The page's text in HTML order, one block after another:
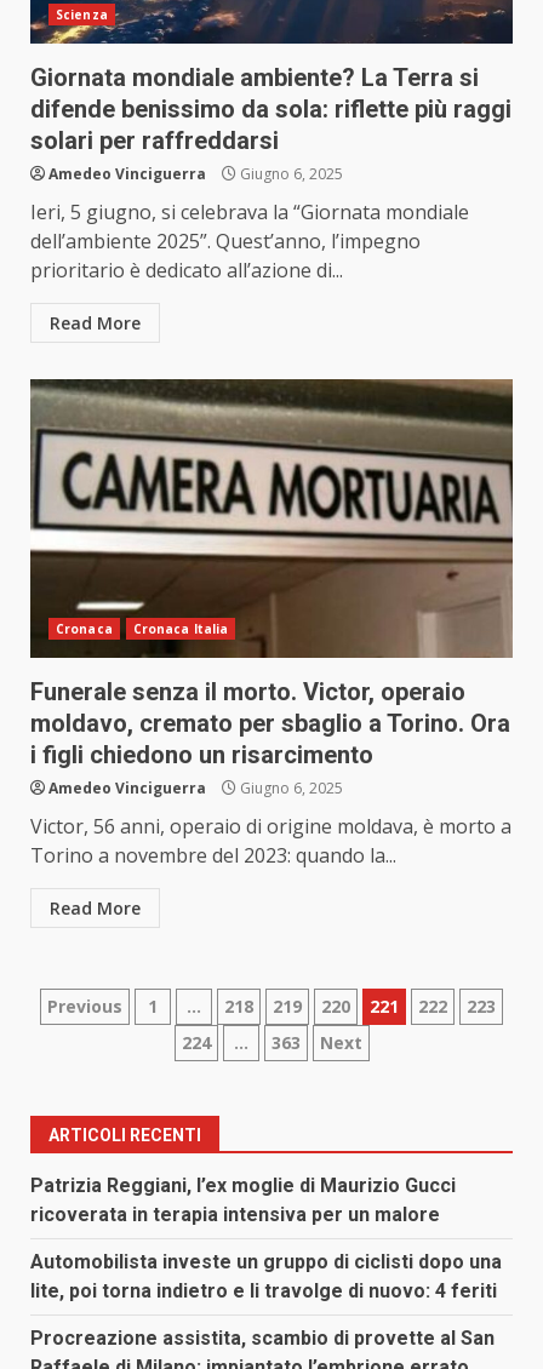
Scienza
Giornata mondiale ambiente? La Terra si
difende benissimo da sola: riflette più raggi
solari per raffreddarsi
Amedeo Vinciguerra Giugno 6, 2025
Ieri, 5 giugno, si celebrava la “Giornata mondiale
dell’ambiente 2025”. Quest’anno, l’impegno
prioritario è dedicato all’azione di...
Read More
Cronaca Cronaca Italia
Funerale senza il morto. Victor, operaio
moldavo, cremato per sbaglio a Torino. Ora
i figli chiedono un risarcimento
Amedeo Vinciguerra Giugno 6, 2025
Victor, 56 anni, operaio di origine moldava, è morto a
Torino a novembre del 2023: quando la...
Read More
Paginazione
articoli
Previous 1 … 218 219 220 221 222
223
224
… 363 Next
ARTICOLI RECENTI
Patrizia Reggiani, l’ex moglie di Maurizio Gucci
ricoverata in terapia intensiva per un malore
Automobilista investe un gruppo di ciclisti dopo una
lite, poi torna indietro e li travolge di nuovo: 4 feriti
Procreazione assistita, scambio di provette al San